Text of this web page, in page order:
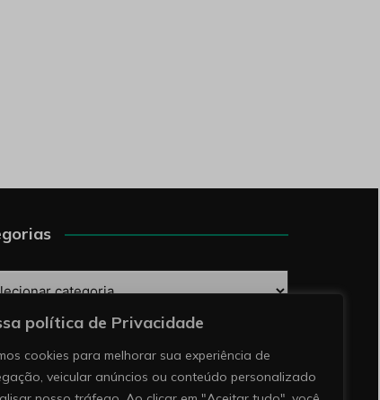
política de Privacidade
cookies para melhorar sua experiência de
veicular anúncios ou conteúdo personalizado